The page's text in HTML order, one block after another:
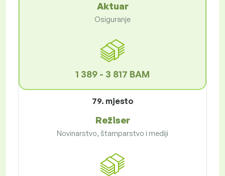
Aktuar
Osiguranje
1 389 - 3 817 BAM
79. mjesto
Režiser
Novinarstvo, štamparstvo i mediji